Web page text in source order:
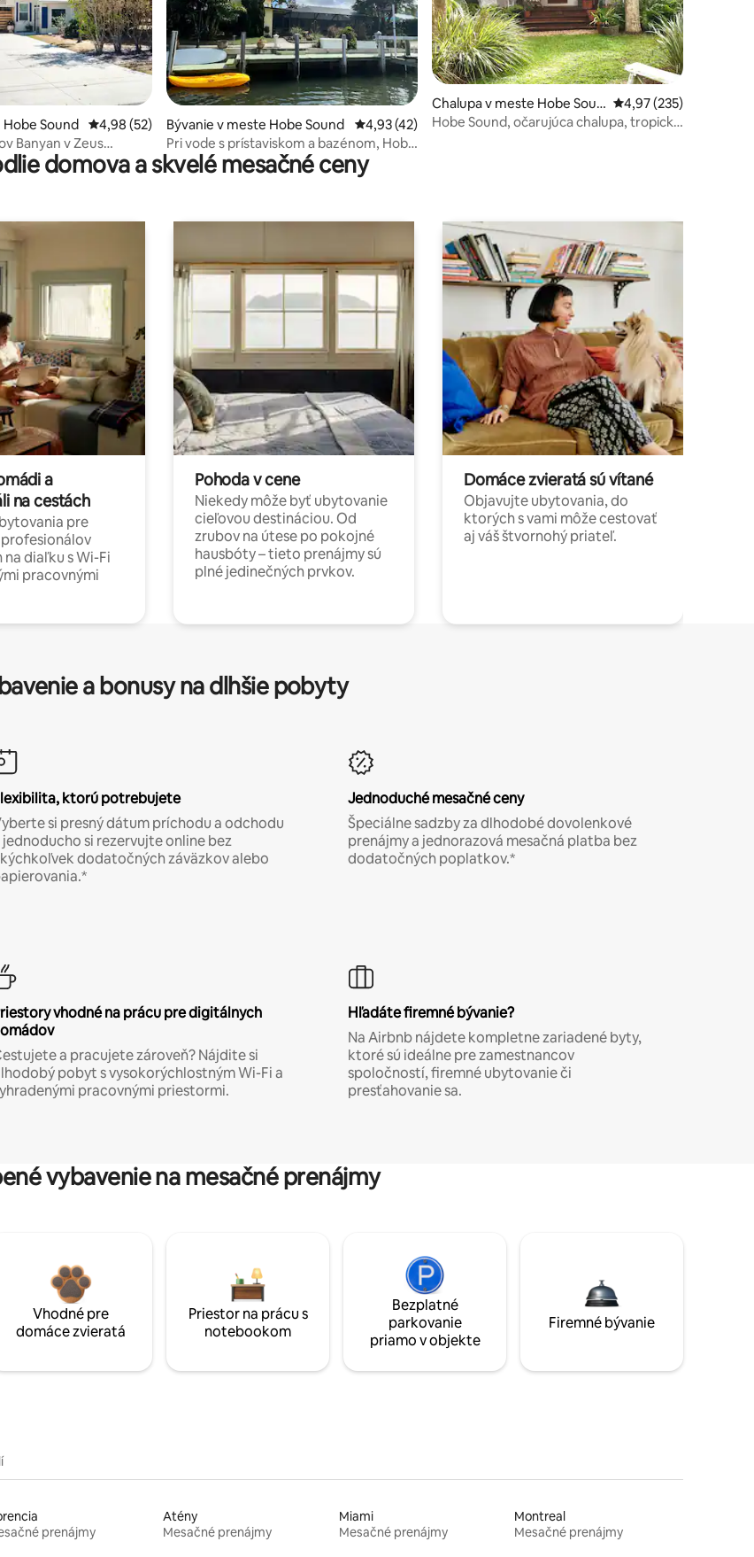
5, počet hodnotení: 50
Sound Priemerné ohodnotenie 4,98 z 5, počet hodnotení: 52
4,98 (52)
Banyan v Zeus
na pláž
Bývanie v meste Hobe Sound Priemerné ohodnotenie 4,93 z 5, počet hodnotení: 42
4,93 (42)
Pri vode s prístaviskom a bazénom, Hobe
Sound Beach
Chalupa v meste Hobe Soun
d
Priemerné
4,97 (235)
Hobe Sound, očarujúca chalupa, tropické
domova a skvelé mesačné ceny
a
na cestách
pre
diaľku s Wi-Fi
pracovnými
Pohoda v cene
Niekedy môže byť ubytovanie
cieľovou destináciou. Od
zrubov na útese po pokojné
hausbóty – tieto prenájmy sú
plné jedinečných prvkov.
Domáce zvieratá sú vítané
Objavujte ubytovania, do
ktorých s vami môže cestovať
aj váš štvornohý priateľ.
a bonusy na dlhšie pobyty
ktorú potrebujete
si presný dátum príchodu a odchodu
jednoducho si rezervujte online bez
dodatočných záväzkov alebo
Jednoduché mesačné ceny
Špeciálne sadzby za dlhodobé dovolenkové
prenájmy a jednorazová mesačná platba bez
dodatočných poplatkov.*
vhodné na prácu pre digitálnych
a pracujete zároveň? Nájdite si
pobyt s vysokorýchlostným Wi-Fi a
pracovnými priestormi.
Hľadáte firemné bývanie?
Na Airbnb nájdete kompletne zariadené byty,
ktoré sú ideálne pre zamestnancov
spoločností, firemné ubytovanie či
presťahovanie sa.
vybavenie na mesačné prenájmy
Vhodné pre
domáce zvieratá
Priestor na prácu s
notebookom
Bezplatné
parkovanie
priamo v objekte
Firemné bývanie
prenájmy
Atény
Mesačné prenájmy
Miami
Mesačné prenájmy
Montreal
Mesačné prenájmy